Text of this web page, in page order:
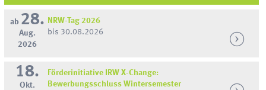
ab 28.
Aug.
2026
NRW-Tag 2026
bis 30.08.2026
18.
Okt.
Förderinitiative IRW X-Change:
Bewerbungsschluss Wintersemester